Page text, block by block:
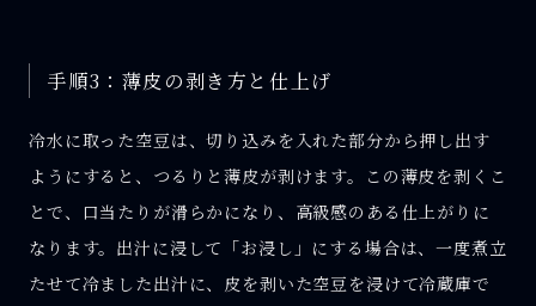
手順3：薄皮の剥き方と仕上げ
冷水に取った空豆は、切り込みを入れた部分から押し出す
ようにすると、つるりと薄皮が剥けます。この薄皮を剥くこ
とで、口当たりが滑らかになり、高級感のある仕上がりに
なります。出汁に浸して「お浸し」にする場合は、一度煮立
たせて冷ました出汁に、皮を剥いた空豆を浸けて冷蔵庫で